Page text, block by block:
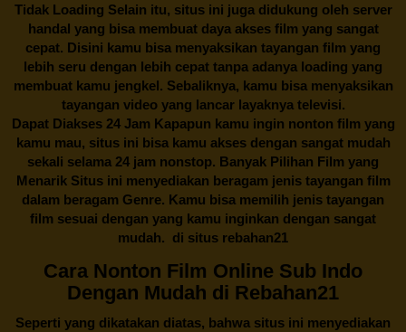
Tidak Loading Selain itu, situs ini juga didukung oleh server
handal yang bisa membuat daya akses film yang sangat
cepat. Disini kamu bisa menyaksikan tayangan film yang
lebih seru dengan lebih cepat tanpa adanya loading yang
membuat kamu jengkel. Sebaliknya, kamu bisa menyaksikan
tayangan video yang lancar layaknya televisi.
Dapat Diakses 24 Jam Kapapun kamu ingin nonton film yang
kamu mau, situs ini bisa kamu akses dengan sangat mudah
sekali selama 24 jam nonstop. Banyak Pilihan Film yang
Menarik Situs ini menyediakan beragam jenis tayangan film
dalam beragam Genre. Kamu bisa memilih jenis tayangan
film sesuai dengan yang kamu inginkan dengan sangat
mudah. di situs rebahan21
Cara Nonton Film Online Sub Indo
Dengan Mudah di Rebahan21
Seperti yang dikatakan diatas, bahwa situs ini menyediakan